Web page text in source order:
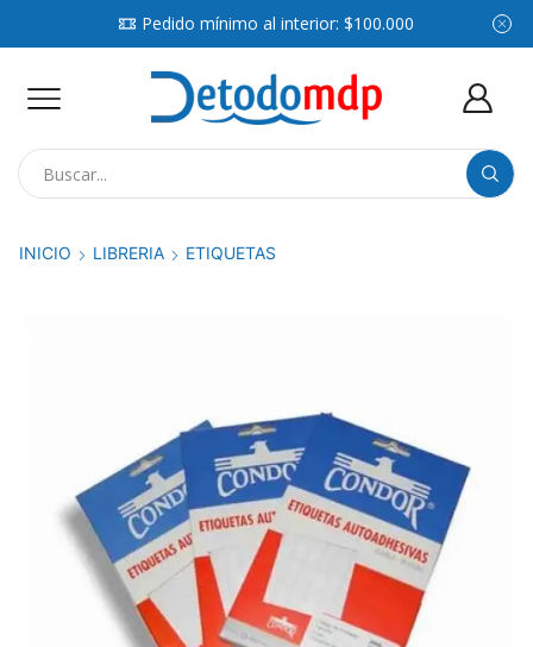
Pedido mínimo al interior: $100.000
INICIO LIBRERIA ETIQUETAS